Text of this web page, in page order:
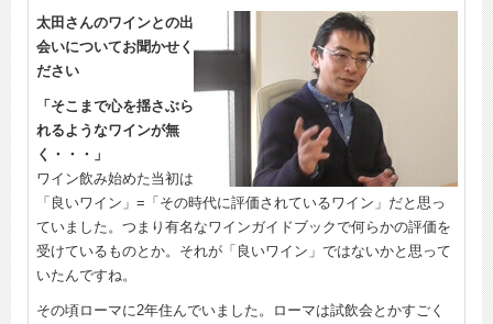
太田さんのワインとの出
会いについてお聞かせく
ださい
「そこまで心を揺さぶら
れるようなワインが無
く・・・」
ワイン飲み始めた当初は
「良いワイン」=「その時代に評価されているワイン」だと思っ
ていました。つまり有名なワインガイドブックで何らかの評価を
受けているものとか。それが「良いワイン」ではないかと思って
いたんですね。
その頃ローマに2年住んでいました。ローマは試飲会とかすごく